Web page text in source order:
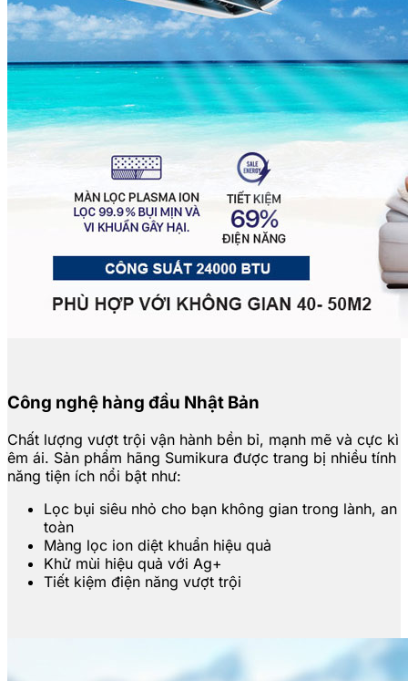
Công nghệ hàng đầu Nhật Bản
Chất lượng vượt trội vận hành bền bỉ, mạnh mẽ và cực kì
êm ái. Sản phẩm hãng Sumikura được trang bị nhiều tính
năng tiện ích nổi bật như:
Lọc bụi siêu nhỏ cho bạn không gian trong lành, an
toàn
Màng lọc ion diệt khuẩn hiệu quả
Khử mùi hiệu quả với Ag+
Tiết kiệm điện năng vượt trội